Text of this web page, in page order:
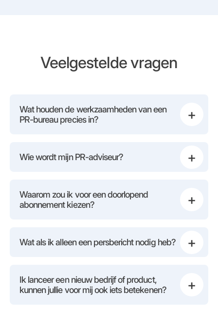
Veelgestelde vragen
Wat houden de werkzaamheden van een
PR-bureau precies in?
+
Wie wordt mijn PR-adviseur? +
Waarom zou ik voor een doorlopend
abonnement kiezen?
+
Wat als ik alleen een persbericht nodig heb? +
Ik lanceer een nieuw bedrijf of product,
kunnen jullie voor mij ook iets betekenen?
+